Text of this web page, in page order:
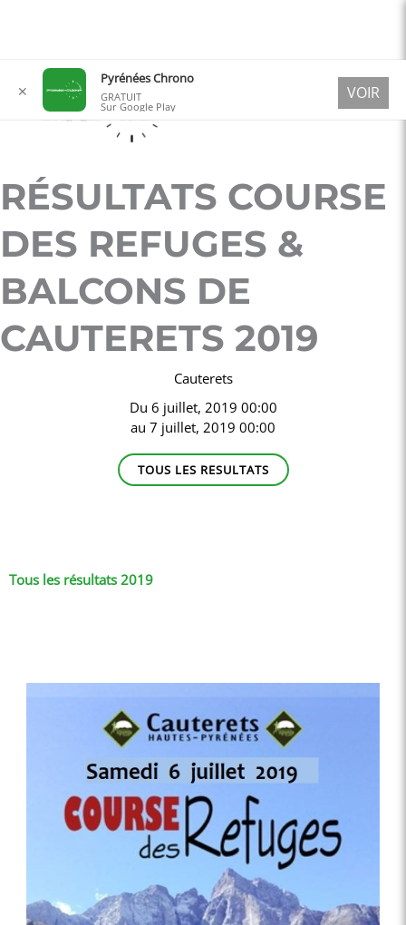
contenu
RÉSULTATS COURSE
DES REFUGES &
BALCONS DE
CAUTERETS 2019
Cauterets
Du 6 juillet, 2019 00:00
au 7 juillet, 2019 00:00
TOUS LES RESULTATS
Tous les résultats 2019
✕
Pyrénées Chrono
GRATUIT
Sur Google Play
VOIR